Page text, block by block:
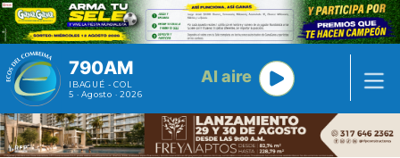
Pasar al contenido principal
790AM
IBAGUÉ - COL
5 · Agosto · 2026
Al aire